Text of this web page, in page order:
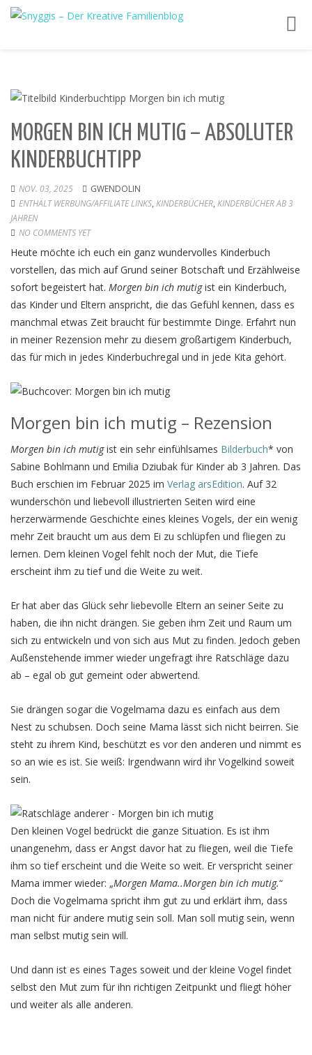
MORGEN BIN ICH MUTIG – ABSOLUTER
KINDERBUCHTIPP
NOV. 03, 2025
GWENDOLIN
ENTHÄLT WERBUNG/AFFILIATE LINKS, KINDERBÜCHER, KINDERBÜCHER AB 3
JAHREN
NO COMMENTS YET
Heute möchte ich euch ein ganz wundervolles Kinderbuch
vorstellen, das mich auf Grund seiner Botschaft und Erzählweise
sofort begeistert hat. Morgen bin ich mutigist ein Kinderbuch,
das Kinder und Eltern anspricht, die das Gefühl kennen, dass es
manchmal etwas Zeit braucht für bestimmte Dinge. Erfahrt nun
in meiner Rezension mehr zu diesem großartigem Kinderbuch,
das für mich in jedes Kinderbuchregal und in jede Kita gehört.
Morgen bin ich mutig – Rezension
Morgen bin ich mutigist ein sehr einfühlsames Bilderbuch* von
Sabine Bohlmann und Emilia Dziubak für Kinder ab 3 Jahren. Das
Buch erschien im Februar 2025 im Verlag arsEdition. Auf 32
wunderschön und liebevoll illustrierten Seiten wird eine
herzerwärmende Geschichte eines kleines Vogels, der ein wenig
mehr Zeit braucht um aus dem Ei zu schlüpfen und fliegen zu
lernen. Dem kleinen Vogel fehlt noch der Mut, die Tiefe
erscheint ihm zu tief und die Weite zu weit.
Er hat aber das Glück sehr liebevolle Eltern an seiner Seite zu
haben, die ihn nicht drängen. Sie geben ihm Zeit und Raum um
sich zu entwickeln und von sich aus Mut zu finden. Jedoch geben
Außenstehende immer wieder ungefragt ihre Ratschläge dazu
ab – egal ob gut gemeint oder abwertend.
Sie drängen sogar die Vogelmama dazu es einfach aus dem
Nest zu schubsen. Doch seine Mama lässt sich nicht beirren. Sie
steht zu ihrem Kind, beschützt es vor den anderen und nimmt es
so an wie es ist. Sie weiß: Irgendwann wird ihr Vogelkind soweit
sein.
Den kleinen Vogel bedrückt die ganze Situation. Es ist ihm
unangenehm, dass er Angst davor hat zu fliegen, weil die Tiefe
ihm so tief erscheint und die Weite so weit. Er verspricht seiner
Mama immer wieder: „Morgen Mama..Morgen bin ich mutig.“
Doch die Vogelmama spricht ihm gut zu und erklärt ihm, dass
man nicht für andere mutig sein soll. Man soll mutig sein, wenn
man selbst mutig sein will.
Und dann ist es eines Tages soweit und der kleine Vogel findet
selbst den Mut zum für ihn richtigen Zeitpunkt und fliegt höher
und weiter als alle anderen.